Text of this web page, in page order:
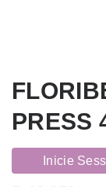
PRESS
Inicie